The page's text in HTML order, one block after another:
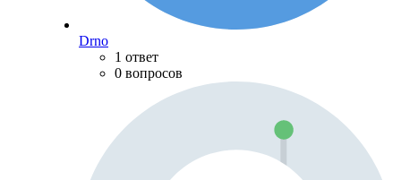
Drno
1 ответ
0 вопросов